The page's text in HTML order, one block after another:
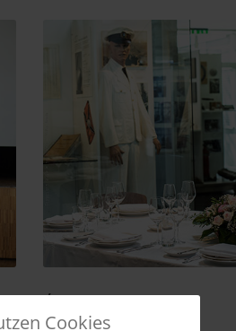
/museum
Cookies